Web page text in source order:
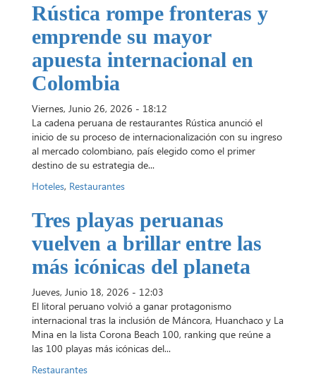
Rústica rompe fronteras y
emprende su mayor
apuesta internacional en
Colombia
Viernes, Junio 26, 2026 - 18:12
La cadena peruana de restaurantes Rústica anunció el
inicio de su proceso de internacionalización con su ingreso
al mercado colombiano, país elegido como el primer
destino de su estrategia de...
Hoteles, Restaurantes
Tres playas peruanas
vuelven a brillar entre las
más icónicas del planeta
Jueves, Junio 18, 2026 - 12:03
El litoral peruano volvió a ganar protagonismo
internacional tras la inclusión de Máncora, Huanchaco y La
Mina en la lista Corona Beach 100, ranking que reúne a
las 100 playas más icónicas del...
Restaurantes